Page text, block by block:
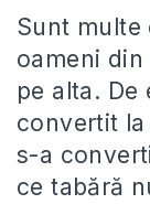
Sunt multe
oameni
pe alta. De
convertit la
s-a
ce tabără